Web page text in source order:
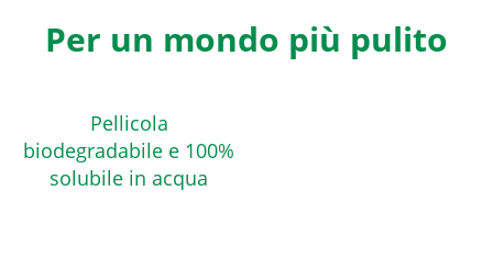
Per un mondo più pulito
Pellicola
biodegradabile e 100%
solubile in acqua